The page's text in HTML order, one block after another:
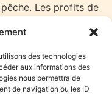
des technologies
aux informations des
nous permettra de
de navigation ou les ID
Les profits de